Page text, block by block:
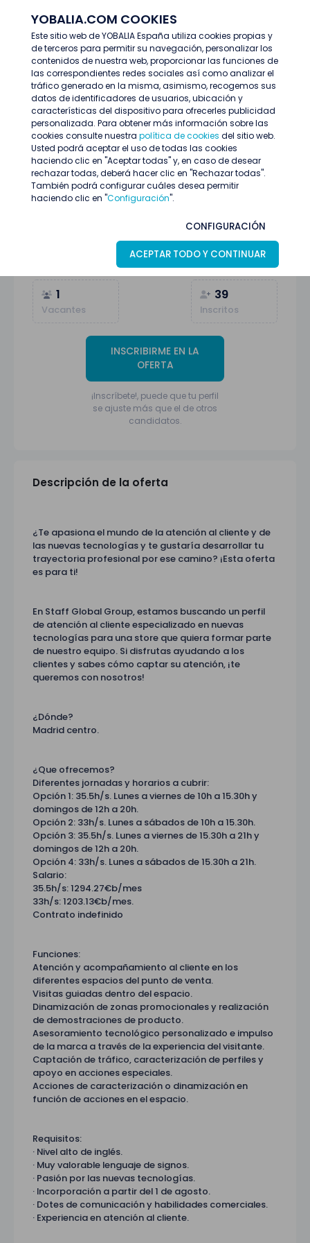
YOBALIA.COM COOKIES
Este sitio web de YOBALIA España utiliza cookies propias y
de terceros para permitir su navegación, personalizar los
contenidos de nuestra web, proporcionar las funciones de
las correspondientes redes sociales así como analizar el
tráfico generado en la misma, asimismo, recogemos sus
datos de identificadores de usuarios, ubicación y
características del dispositivo para ofrecerles publicidad
personalizada. Para obtener más información sobre las
cookies consulte nuestra política de cookies del sitio web.
Usted podrá aceptar el uso de todas las cookies
haciendo clic en "Aceptar todas" y, en caso de desear
rechazar todas, deberá hacer clic en "Rechazar todas".
También podrá configurar cuáles desea permitir
haciendo clic en "Configuración".
CONFIGURACIÓN
ACEPTAR TODO Y CONTINUAR
Últimas ofertas
PERSONAL ATENCIÓN AL CLIENTE SECTOR TECNOLÓGICO
PERSONAL ATENCIÓN AL CLIENTE SECTOR
TECNOLÓGICO
Julio Atención al público
1
Vacantes
39
Inscritos
INSCRIBIRME EN LA
OFERTA
¡Inscríbete!, puede que tu perfil
se ajuste más que el de otros
candidatos.
Descripción de la oferta
¿Te apasiona el mundo de la atención al cliente y de
las nuevas tecnologías y te gustaría desarrollar tu
trayectoria profesional por ese camino? ¡Esta oferta
es para ti!
En Staff Global Group, estamos buscando un perfil
de atención al cliente especializado en nuevas
tecnologías para una store que quiera formar parte
de nuestro equipo. Si disfrutas ayudando a los
clientes y sabes cómo captar su atención, ¡te
queremos con nosotros!
¿Dónde?
Madrid centro.
¿Que ofrecemos?
Diferentes jornadas y horarios a cubrir:
Opción 1: 35.5h/s. Lunes a viernes de 10h a 15.30h y
domingos de 12h a 20h.
Opción 2: 33h/s. Lunes a sábados de 10h a 15.30h.
Opción 3: 35.5h/s. Lunes a viernes de 15.30h a 21h y
domingos de 12h a 20h.
Opción 4: 33h/s. Lunes a sábados de 15.30h a 21h.
Salario:
35.5h/s: 1294.27€b/mes
33h/s: 1203.13€b/mes.
Contrato indefinido
Funciones:
Atención y acompañamiento al cliente en los
diferentes espacios del punto de venta.
Visitas guiadas dentro del espacio.
Dinamización de zonas promocionales y realización
de demostraciones de producto.
Asesoramiento tecnológico personalizado e impulso
de la marca a través de la experiencia del visitante.
Captación de tráfico, caracterización de perfiles y
apoyo en acciones especiales.
Acciones de caracterización o dinamización en
función de acciones en el espacio.
Requisitos:
· Nivel alto de inglés.
· Muy valorable lenguaje de signos.
· Pasión por las nuevas tecnologías.
· Incorporación a partir del 1 de agosto.
· Dotes de comunicación y habilidades comerciales.
· Experiencia en atención al cliente.